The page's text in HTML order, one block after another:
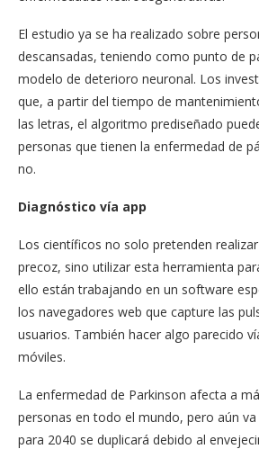
El estudio ya se ha realizado sobre
descansadas, teniendo como punto de
modelo de deterioro neuronal. Los
que, a partir del tiempo de
las letras, el algoritmo prediseñado
personas que tienen la enfermedad de
no.
Diagnóstico vía app
Los científicos no solo pretenden
precoz, sino utilizar esta herramienta
ello están trabajando en un software
los navegadores web que capture las
usuarios. También hacer algo parecido
móviles.
La enfermedad de Parkinson afecta a
personas en todo el mundo, pero aún
para 2040 se duplicará debido al